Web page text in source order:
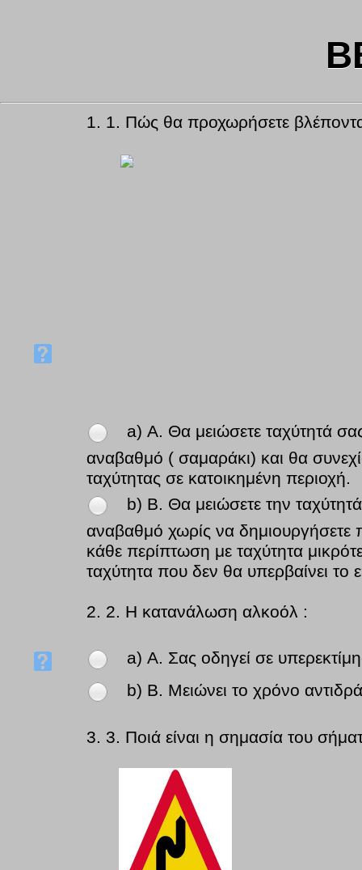
1. 1. Πώς θα προχωρήσετε
a) Α. Θα μειώσετε ταχύτητά
αναβαθμό ( σαμαράκι) και θα
ταχύτητας σε κατοικημένη περιοχή.
b) Β. Θα μειώσετε την
αναβαθμό χωρίς να δημιουργήσετε
κάθε περίπτωση με ταχύτητα
ταχύτητα που δεν θα υπερβαίνει
2. 2. Η κατανάλωση αλκοόλ :
a) Α. Σας οδηγεί σε
b) Β. Μειώνει το χρόνο
3. 3. Ποιά είναι η σημασία του